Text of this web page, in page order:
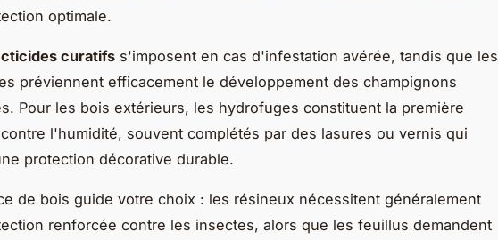
optimale.
curatifs s'imposent en cas d'infestation avérée, tandis que les
préviennent efficacement le développement des champignons
Pour les bois extérieurs, les hydrofuges constituent la première
l'humidité, souvent complétés par des lasures ou vernis qui
protection décorative durable.
de bois guide votre choix : les résineux nécessitent généralement
renforcée contre les insectes, alors que les feuillus demandent